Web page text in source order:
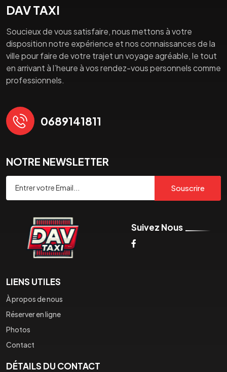
DAV TAXI
Soucieux de vous satisfaire, nous mettons à votre
disposition notre expérience et nos connaissances de la
ville pour faire de votre trajet un voyage agréable, le tout
en arrivant à l’heure à vos rendez-vous personnels comme
professionnels.
0689141811
NOTRE NEWSLETTER
Souscrire
Suivez Nous
LIENS UTILES
À propos de nous
Réserver en ligne
Photos
Contact
DÉTAILS DU CONTACT